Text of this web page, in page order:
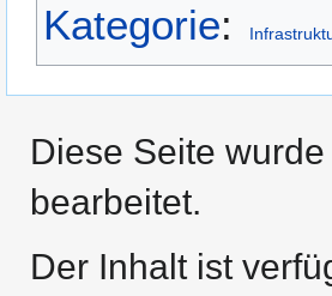
Kategorie:
Diese Seite
bearbeitet.
Der Inhalt ist